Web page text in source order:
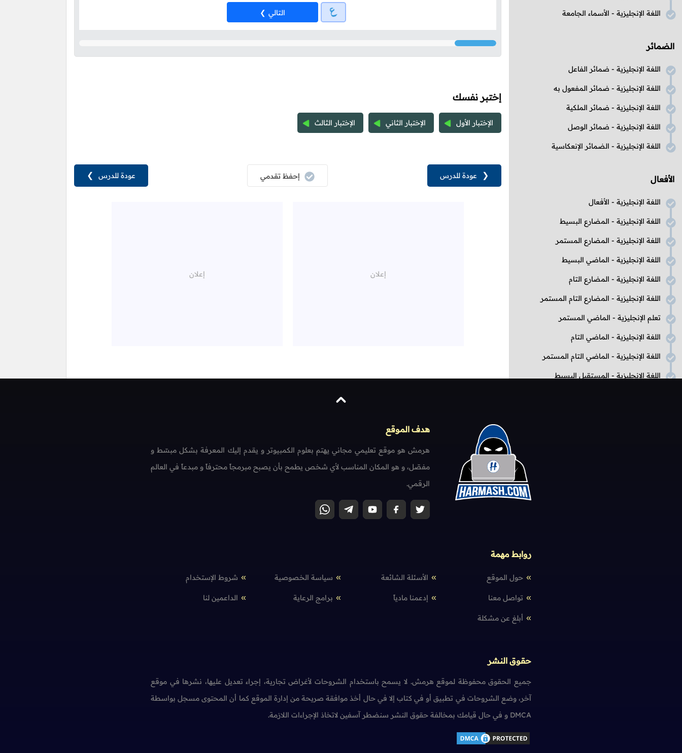
اللغة الإنجليزية - الأسماء الجامعة
الضمائر
اللغة الإنجليزية - ضمائر الفاعل
اللغة الإنجليزية - ضمائر المفعول به
اللغة الإنجليزية - ضمائر الملكية
اللغة الإنجليزية - ضمائر الوصل
اللغة الإنجليزية - الضمائر الإنعكاسية
الأفعال
اللغة الإنجليزية - الأفعال
اللغة الإنجليزية - المضارع البسيط
اللغة الإنجليزية - المضارع المستمر
اللغة الإنجليزية - الماضي البسيط
اللغة الإنجليزية - المضارع التام
اللغة الإنجليزية - المضارع التام المستمر
تعلم الإنجليزية - الماضي المستمر
اللغة الإنجليزية - الماضي التام
اللغة الإنجليزية - الماضي التام المستمر
اللغة الإنجليزية - المستقبل البسيط
التالي
إختبر نفسك
الإختبار الأول الإختبار الثاني الإختبار الثالث
عودة للدرس ❯ إحفظ تقدمي ❮ عودة للدرس
هدف الموقع
هرمش هو موقع تعليمي مجاني يهتم بعلوم الكمبيوتر و يقدم إليك المعرفة بشكل مبسّط و
مفصّل، و هو المكان المناسب لأي شخص يطمح بأن يصبح مبرمجاً محترفاً و مبدعاً في العالم
الرقمي.
روابط مهمة
حول الموقع الأسئلة الشائعة سياسة الخصوصية شروط الإستخدام
تواصل معنا إدعمنا مادياً برامج الرعاية الداعمين لنا
أبلغ عن مشكلة
حقوق النشر
جميع الحقوق محفوظة لموقع هرمش. لا يسمح باستخدام الشروحات لأغراض تجارية، إجراء تعديل عليها، نشرها في موقع
آخر، وضع الشروحات في تطبيق أو في كتاب إلا في حال أخذ موافقة صريحة من إدارة الموقع كما أن المحتوى مسجل بواسطة
DMCA و في حال قيامك بمخالفة حقوق النشر سنضطر آسفين لاتخاذ الإجراءات اللازمة.